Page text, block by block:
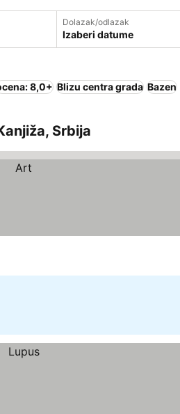
Dolazak/odlazak
Izaberi datume
8,0+ Blizu centra grada Bazen
Srbija